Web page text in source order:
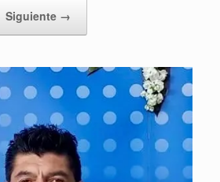
Siguiente →